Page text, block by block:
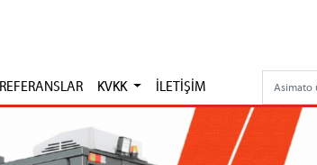
REFERANSLAR KVKK İLETİŞİM